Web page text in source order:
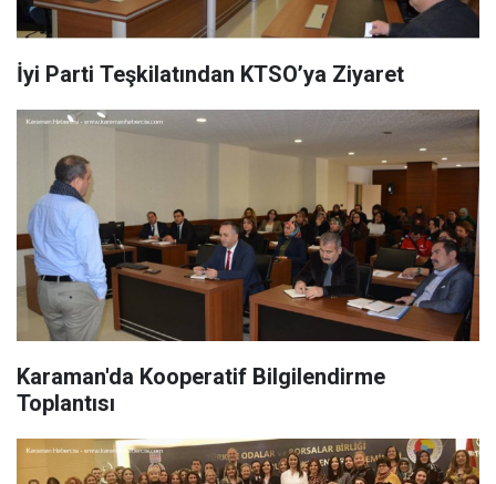
İyi Parti Teşkilatından KTSO’ya Ziyaret
Karaman'da Kooperatif Bilgilendirme
Toplantısı